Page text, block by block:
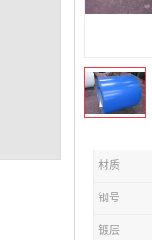
材质
钢号
镀层